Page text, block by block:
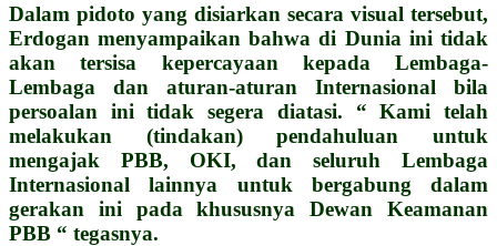
Dalam pidoto yang disiarkan secara visual tersebut,
Erdogan menyampaikan bahwa di Dunia ini tidak
akan tersisa kepercayaan kepada Lembaga-
Lembaga dan aturan-aturan Internasional bila
persoalan ini tidak segera diatasi. “ Kami telah
melakukan (tindakan) pendahuluan untuk
mengajak PBB, OKI, dan seluruh Lembaga
Internasional lainnya untuk bergabung dalam
gerakan ini pada khususnya Dewan Keamanan
PBB “ tegasnya.